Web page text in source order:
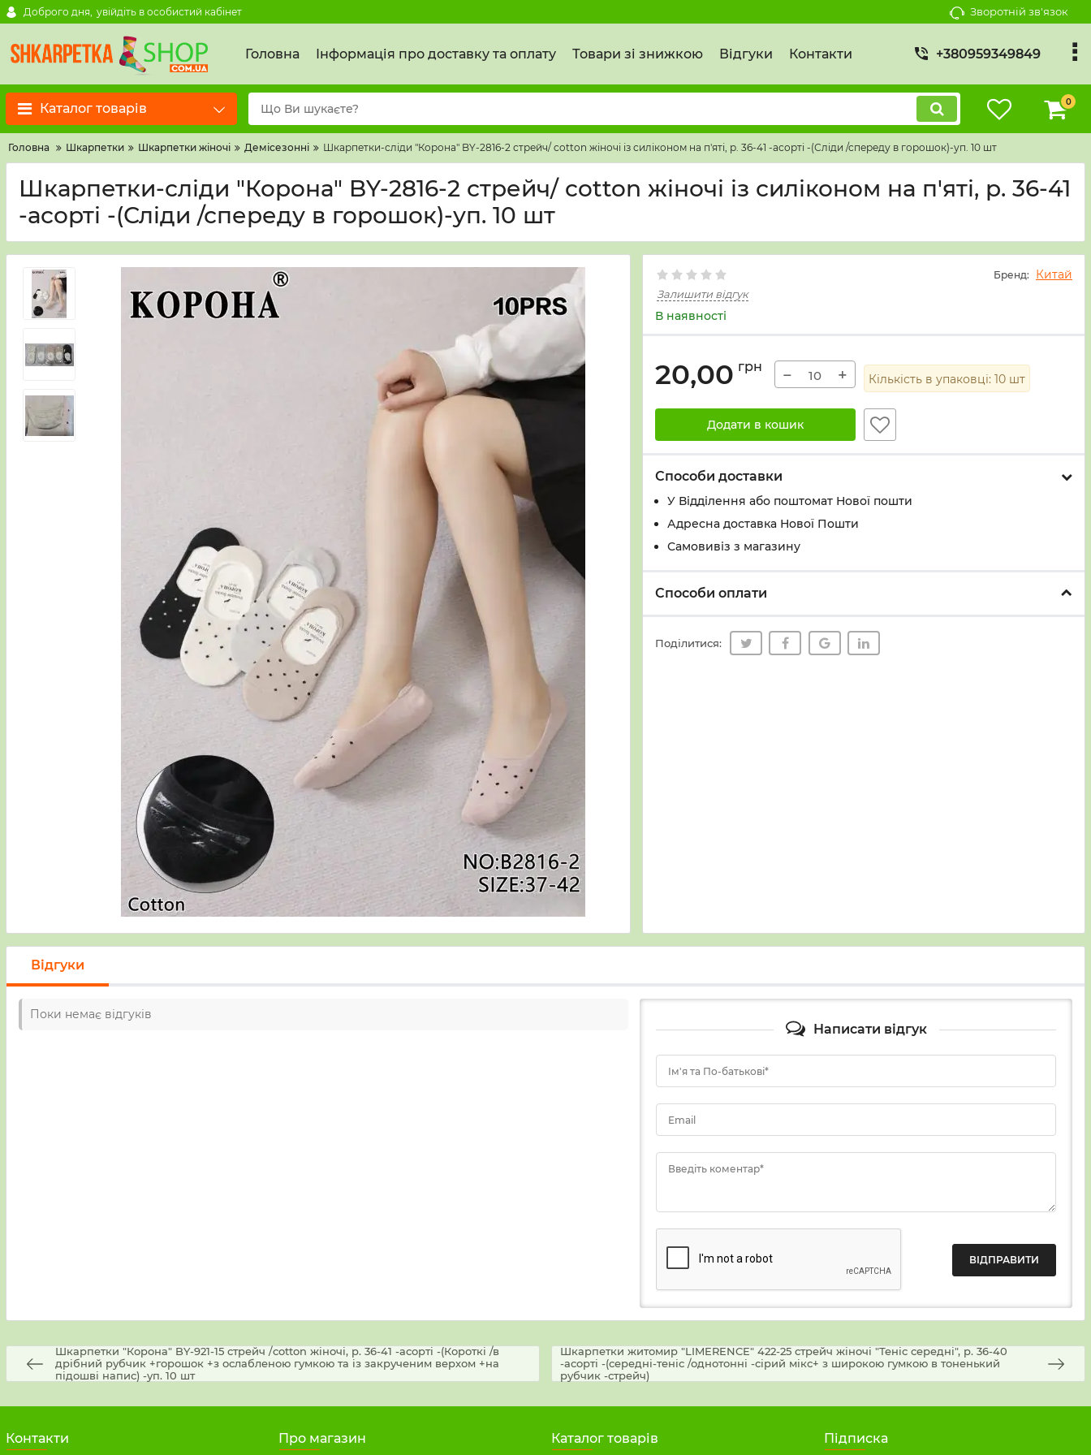
Доброго дня, увійдіть в особистий кабінет Зворотній зв'язок
Головна Інформація про доставку та оплату Товари зі знижкою Відгуки Контакти +380959349849
Каталог товарів 0
Головна Шкарпетки Шкарпетки жіночі Демісезонні Шкарпетки-сліди "Корона" BY-2816-2 стрейч/ cotton жіночі із силіконом на п'яті, р. 36-41 -асорті -(Сліди /спереду в горошок)-уп. 10 шт
Шкарпетки-сліди "Корона" BY-2816-2 стрейч/ cotton жіночі із силіконом на п'яті, р. 36-41
-асорті -(Сліди /спереду в горошок)-уп. 10 шт
Бренд: Китай
Залишити відгук
В наявності
20,00 грн − + Кількість в упаковці: 10 шт
Додати в кошик
Способи доставки
У Вiддiлення або поштомат Нової пошти
Адресна доставка Нової Пошти
Самовивіз з магазину
Способи оплати
Поділитися:
Відгуки
Поки немає відгуків
Написати відгук
Ім'я та По-батькові*
Email
Введіть коментар*
Шкарпетки "Корона" BY-921-15 стрейч /cotton жіночі, р. 36-41 -асорті -(Короткі /в
дрібний рубчик +горошок +з ослабленою гумкою та із закрученим верхом +на
підошві напис) -уп. 10 шт
Шкарпетки житомир "LIMERENCE" 422-25 стрейч жіночі "Теніс середні", р. 36-40
-асорті -(середні-теніс /однотонні -сірий мікс+ з широкою гумкою в тоненький
рубчик -стрейч)
Контакти Про магазин Каталог товарів Підписка